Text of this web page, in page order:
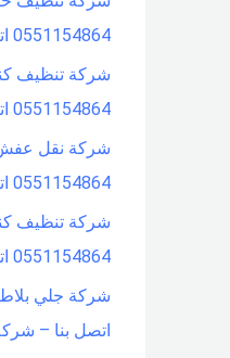
0551154864 اتصل بنا – شركة العربي
شركة تنظيف
0551154864 اتصل بنا – شركة العربي
شركة نقل عفش
0551154864 اتصل بنا – شركة العربي
شركة تنظيف
0551154864 اتصل بنا – شركة العربي
اتصل بنا –